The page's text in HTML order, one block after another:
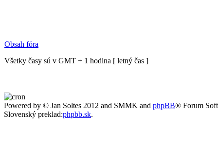
Obsah fóra
Všetky časy sú v GMT + 1 hodina [ letný čas ]
Powered by © Jan Soltes 2012 and SMMK and phpBB® Forum
Slovenský preklad:phpbb.sk.